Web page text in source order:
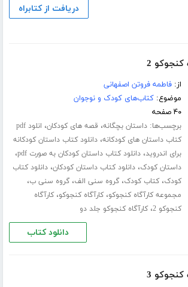
دریافت از کتابراه
کنجوکو 2
از:فاطمه فروتن اصفهانی
موضوع:کتاب‌های کودک و نوجوان
۴۰ صفحه
برچسب‌ها:داستان بچگانه، قصه های کودکان،
انلود pdf
کتاب داستان های کودکانه،دانلود کتاب داستان کودکانه
برای اندروید،دانلود کتاب داستان کودکان به صورت pdf ،
داستان کودک،دانلود کتاب داستان کودکان،دانلود کتاب
کودک،کتاب کودک،گروه سنی الف،گروه سنی ب،
مجموعه کارآگاه کنجوکو،کارآگاه کنجوکو،کارآگاه
کنجوکو 2 ،کارآگاه کنجوکو جلد دو
دانلود کتاب
کنجوکو 3